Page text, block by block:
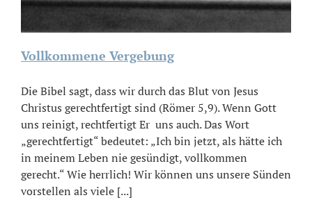
Vollkommene Vergebung
Die Bibel sagt, dass wir durch das Blut von Jesus
Christus gerechtfertigt sind (Römer 5,9). Wenn Gott
uns reinigt, rechtfertigt Er uns auch. Das Wort
„gerechtfertigt“ bedeutet: „Ich bin jetzt, als hätte ich
in meinem Leben nie gesündigt, vollkommen
gerecht.“ Wie herrlich! Wir können uns unsere Sünden
vorstellen als viele [...]